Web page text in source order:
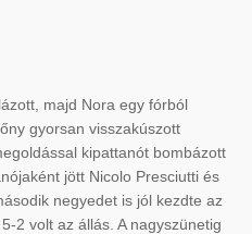
majd Nora egy fórból
gyorsan visszakúszott
kipattanót bombázott
jött Nicolo Presciutti és
negyedet is jól kezdte az
2 volt az állás. A nagyszünetig